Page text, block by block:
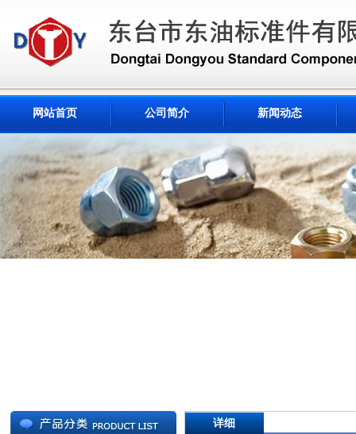
网站首页 公司简介 新闻动态
详细